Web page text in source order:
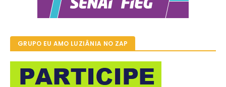
GRUPO EU AMO LUZIÂNIA NO ZAP